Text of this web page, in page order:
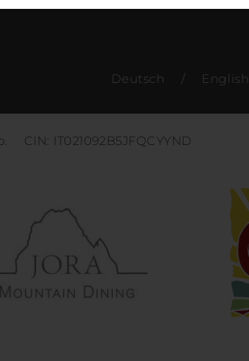
Deutsch / English
CIN: IT021092B5JFQCYYND